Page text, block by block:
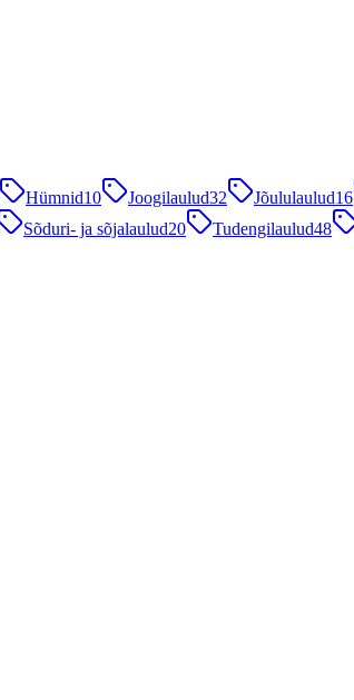
Hümnid10 Joogilaulud32 Jõululaulud16
Sõduri- ja sõjalaulud20 Tudengilaulud48